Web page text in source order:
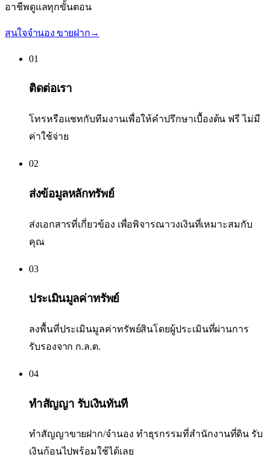
อาชีพดูแลทุกขั้นตอน
สนใจจำนอง ขายฝาก→
01
ติดต่อเรา
โทรหรือแชทกับทีมงานเพื่อให้คำปรึกษาเบื้องต้น ฟรี ไม่มี
ค่าใช้จ่าย
02
ส่งข้อมูลหลักทรัพย์
ส่งเอกสารที่เกี่ยวข้อง เพื่อพิจารณาวงเงินที่เหมาะสมกับ
คุณ
03
ประเมินมูลค่าทรัพย์
ลงพื้นที่ประเมินมูลค่าทรัพย์สินโดยผู้ประเมินที่ผ่านการ
รับรองจาก ก.ล.ต.
04
ทำสัญญา รับเงินทันที
ทำสัญญาขายฝาก/จำนอง ทำธุรกรรมที่สำนักงานที่ดิน รับ
เงินก้อนไปพร้อมใช้ได้เลย